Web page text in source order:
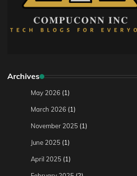
Archives
May 2026 (1)
March 2026 (1)
November 2025 (1)
June 2025 (1)
April 2025 (1)